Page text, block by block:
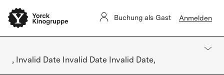
Buchung als Gast Anmelden
, Invalid Date Invalid Date Invalid Date,